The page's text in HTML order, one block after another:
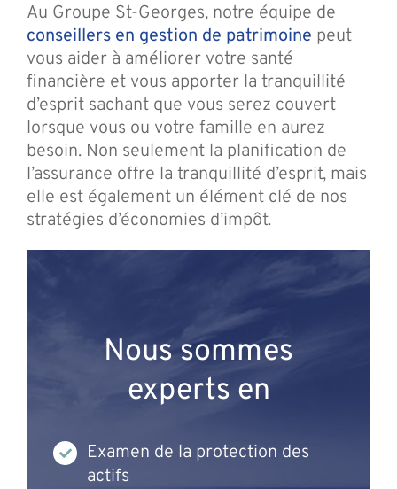
Au Groupe St-Georges, notre équipe de
conseillers en gestion de patrimoine peut
vous aider à améliorer votre santé
financière et vous apporter la tranquillité
d’esprit sachant que vous serez couvert
lorsque vous ou votre famille en aurez
besoin. Non seulement la planification de
l’assurance offre la tranquillité d’esprit, mais
elle est également un élément clé de nos
stratégies d’économies d’impôt.
Nous sommes
experts en
Examen de la protection des
actifs